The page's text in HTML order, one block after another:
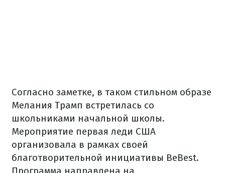
Согласно заметке, в таком стильном образе
Мелания Трамп встретилась со
школьниками начальной школы.
Мероприятие первая леди США
организовала в рамках своей
благотворительной инициативы BeBest.